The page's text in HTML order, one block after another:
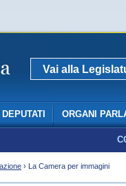
Vai alla
DEPUTATI ORGANI
› La Camera per immagini